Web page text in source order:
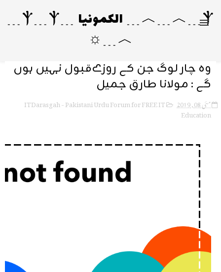
Ⲯ﹍︿﹍︿﹍ الکمونیا ﹍Ⲯ﹍Ⲯ﹍
︿﹍☼
وہ چار لوگ جن کے روزےقبول نہیں ہوں
گے : مولانا طارق جمیل
مئی 08, 2019 ITDarasgah - Pakistani Urdu Forum for FREE IT
Education